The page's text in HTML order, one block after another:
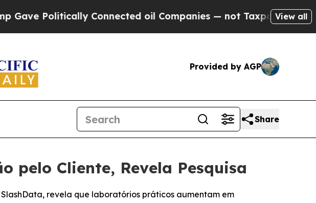
Connected oil Companies — not Taxpayers — the View all
Provided by AGP
Share
pelo Cliente, Revela Pesquisa
revela que laboratórios práticos aumentam em